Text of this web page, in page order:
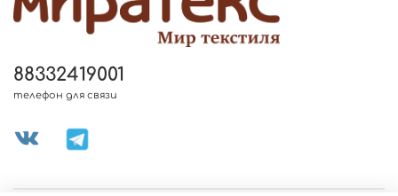
88332419001
телефон для связи